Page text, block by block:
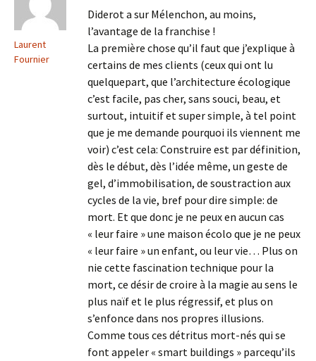
Laurent
Fournier
Diderot a sur Mélenchon, au moins,
l’avantage de la franchise !
La première chose qu’il faut que j’explique à
certains de mes clients (ceux qui ont lu
quelquepart, que l’architecture écologique
c’est facile, pas cher, sans souci, beau, et
surtout, intuitif et super simple, à tel point
que je me demande pourquoi ils viennent me
voir) c’est cela: Construire est par définition,
dès le début, dès l’idée même, un geste de
gel, d’immobilisation, de soustraction aux
cycles de la vie, bref pour dire simple: de
mort. Et que donc je ne peux en aucun cas
« leur faire » une maison écolo que je ne peux
« leur faire » un enfant, ou leur vie… Plus on
nie cette fascination technique pour la
mort, ce désir de croire à la magie au sens le
plus naïf et le plus régressif, et plus on
s’enfonce dans nos propres illusions.
Comme tous ces détritus mort-nés qui se
font appeler « smart buildings » parcequ’ils